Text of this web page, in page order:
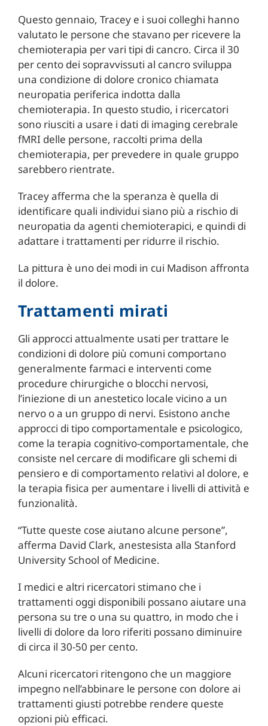
Questo gennaio, Tracey e i suoi colleghi hanno
valutato le persone che stavano per ricevere la
chemioterapia per vari tipi di cancro. Circa il 30
per cento dei sopravvissuti al cancro sviluppa
una condizione di dolore cronico chiamata
neuropatia periferica indotta dalla
chemioterapia. In questo studio, i ricercatori
sono riusciti a usare i dati di imaging cerebrale
fMRI delle persone, raccolti prima della
chemioterapia, per prevedere in quale gruppo
sarebbero rientrate.
Tracey afferma che la speranza è quella di
identificare quali individui siano più a rischio di
neuropatia da agenti chemioterapici, e quindi di
adattare i trattamenti per ridurre il rischio.
La pittura è uno dei modi in cui Madison affronta
il dolore.
Trattamenti mirati
Gli approcci attualmente usati per trattare le
condizioni di dolore più comuni comportano
generalmente farmaci e interventi come
procedure chirurgiche o blocchi nervosi,
l’iniezione di un anestetico locale vicino a un
nervo o a un gruppo di nervi. Esistono anche
approcci di tipo comportamentale e psicologico,
come la terapia cognitivo-comportamentale, che
consiste nel cercare di modificare gli schemi di
pensiero e di comportamento relativi al dolore, e
la terapia fisica per aumentare i livelli di attività e
funzionalità.
“Tutte queste cose aiutano alcune persone”,
afferma David Clark, anestesista alla Stanford
University School of Medicine.
I medici e altri ricercatori stimano che i
trattamenti oggi disponibili possano aiutare una
persona su tre o una su quattro, in modo che i
livelli di dolore da loro riferiti possano diminuire
di circa il 30-50 per cento.
Alcuni ricercatori ritengono che un maggiore
impegno nell’abbinare le persone con dolore ai
trattamenti giusti potrebbe rendere queste
opzioni più efficaci.